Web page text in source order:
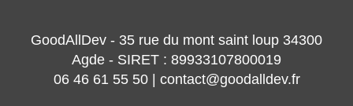
GoodAllDev - 35 rue du mont saint loup 34300
Agde - SIRET : 89933107800019
06 46 61 55 50 | contact@goodalldev.fr